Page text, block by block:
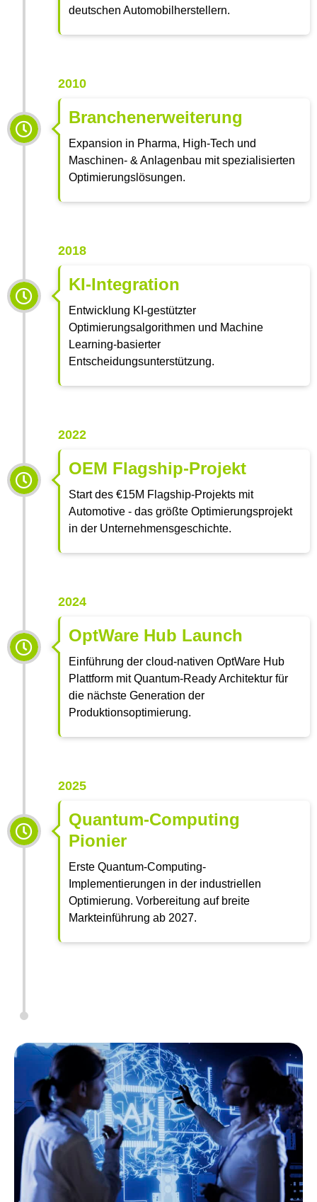
deutschen Automobilherstellern.
2010
Branchenerweiterung
Expansion in Pharma, High-Tech und
Maschinen- & Anlagenbau mit spezialisierten
Optimierungslösungen.
2018
KI-Integration
Entwicklung KI-gestützter
Optimierungsalgorithmen und Machine
Learning-basierter
Entscheidungsunterstützung.
2022
OEM Flagship-Projekt
Start des €15M Flagship-Projekts mit
Automotive - das größte Optimierungsprojekt
in der Unternehmensgeschichte.
2024
OptWare Hub Launch
Einführung der cloud-nativen OptWare Hub
Plattform mit Quantum-Ready Architektur für
die nächste Generation der
Produktionsoptimierung.
2025
Quantum-Computing
Pionier
Erste Quantum-Computing-
Implementierungen in der industriellen
Optimierung. Vorbereitung auf breite
Markteinführung ab 2027.